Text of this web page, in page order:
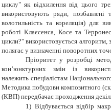
циклу" як відхилення від цього
використовують ряди,
волотильність та кореляція) для
роботі Клаєсенса, Косе та
цикли?" використовується
полягає у визначенні поворотних
Пріоритет у розробці
кон’юнктурних змін із
належить спеціалістам
Методика побудови композитного
(КВП) передбачає проходження
1) Відбувається відбір